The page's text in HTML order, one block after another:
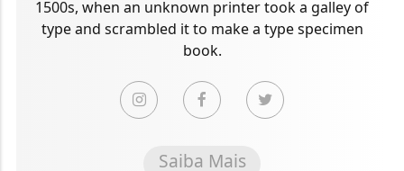
1500s, when an unknown printer took a galley of
type and scrambled it to make a type specimen
book.
Saiba Mais